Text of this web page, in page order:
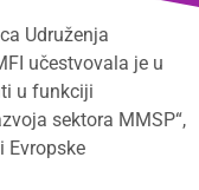
Udruženja
učestvovala je u
u funkciji
sektora MMSP“,
Evropske